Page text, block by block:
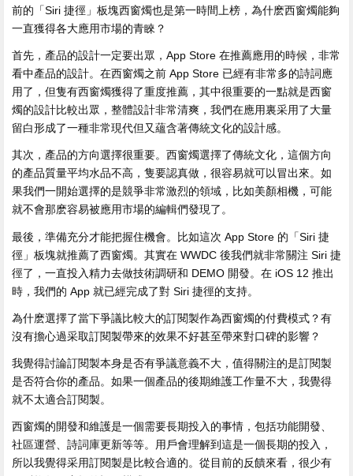
前的「Siri 捷徑」板塊西窗燭也是第一時間上榜，為什麽西窗燭能夠
一直獲得各大應用市場的青睞？
首先，產品的設計一定要出眾，App Store 在推薦應用的時候，非常
看中產品的設計。在西窗燭之前 App Store 已經有非常多的詩詞應
用了，但隻有西窗燭獲得了重度推薦，其中很重要的一點就是西窗
燭的設計比較出眾，整體設計非常清爽，我們在應用裏采用了大量
留白形成了一種非常現代但又蘊含著傳統文化的設計感。
其次，產品的方向選擇很重要。西窗燭選擇了傳統文化，這個方向
的產品質量平均水品不高，隻要認真做，很容易就可以冒出來。如
果我們一開始選擇的是競爭非常激烈的領域，比如美顏相機，可能
就不會那麽容易被應用市場的編輯們發現了。
最後，準備充分才能把握住機會。比如這次 App Store 的「Siri 捷
徑」板塊就推薦了西窗燭。其實在 WWDC 後我們就非常關注 Siri 捷
徑了，一直投入精力去做技術調研和 DEMO 開發。在 iOS 12 推出
時，我們的 App 就已經完成了對 Siri 捷徑的支持。
為什麽選擇了當下爭議比較大的訂閱製作為西窗燭的付費模式？有
沒有擔心過采取訂閱製帶來的效果不好甚至帶來對口碑的影響？
我覺得討論訂閱製本身是否有爭議意義不大，值得關注的是訂閱製
是否符合你的產品。如果一個產品的後期維護工作量不大，我覺得
就不太適合訂閱製。
西窗燭的開發和維護是一個需要長期投入的事情，包括功能開發、
社區運營、詩詞庫更新等等。用戶會理解到這是一個長期的投入，
所以我覺得采用訂閱製是比較合適的。從目前的反饋來看，很少有